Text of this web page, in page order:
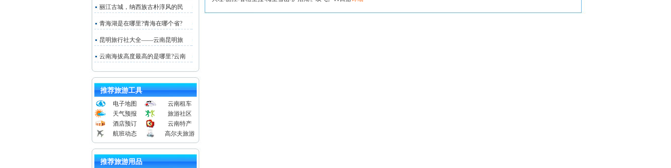
丽江古城，纳西族古朴淳风的民
青海湖是在哪里?青海在哪个省?
昆明旅行社大全——云南昆明旅
云南海拔高度最高的是哪里?云南
推荐旅游工具
电子地图
云南租车
天气预报
旅游社区
酒店预订
云南特产
航班动态
高尔夫旅游
推荐旅游用品